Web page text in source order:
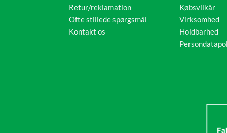
Retur/reklamation
Ofte stillede spørgsmål
Kontakt os
Købsvilkår
Virksomhed
Holdbarhed